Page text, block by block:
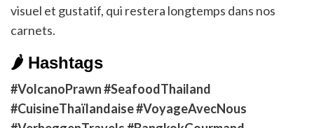
visuel et gustatif, qui restera longtemps dans nos
carnets.
🌶️ Hashtags
#VolcanoPrawn #SeafoodThailand
#CuisineThaïlandaise #VoyageAvecNous